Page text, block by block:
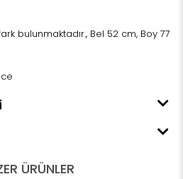
bulunmaktadır., Bel 52 cm, Boy 77
ÜRÜNLER